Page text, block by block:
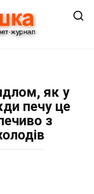
як у
печу це
з